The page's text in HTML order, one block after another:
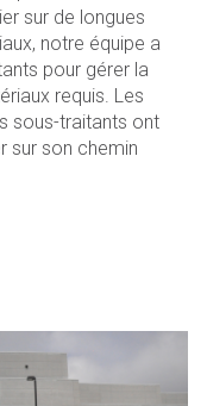
sur de longues
notre équipe a
pour gérer la
requis. Les
sous-traitants ont
sur son chemin